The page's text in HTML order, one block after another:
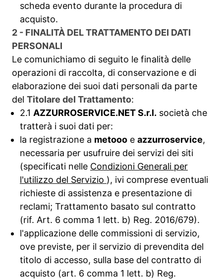
scheda evento durante la procedura di
acquisto.
2 - FINALITÀ DEL TRATTAMENTO DEI DATI
PERSONALI
Le comunichiamo di seguito le finalità delle
operazioni di raccolta, di conservazione e di
elaborazione dei suoi dati personali da parte
del Titolare del Trattamento:
2.1 AZZURROSERVICE.NET S.r.l. società che
tratterà i suoi dati per:
la registrazione a metooo e azzurroservice,
necessaria per usufruire dei servizi dei siti
(specificati nelle Condizioni Generali per
l'utilizzo del Servizio ), ivi comprese eventuali
richieste di assistenza e presentazione di
reclami; Trattamento basato sul contratto
(rif. Art. 6 comma 1 lett. b) Reg. 2016/679).
l'applicazione delle commissioni di servizio,
ove previste, per il servizio di prevendita del
titolo di accesso, sulla base del contratto di
acquisto (art. 6 comma 1 lett. b) Reg.